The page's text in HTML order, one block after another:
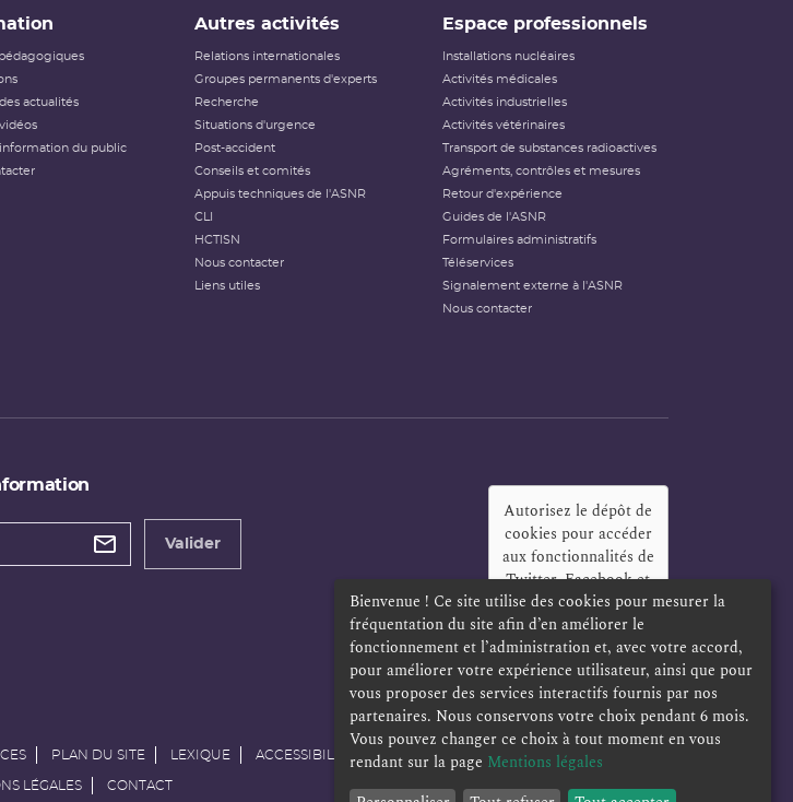
actualités
du public
Autres activités
Relations internationales
Groupes permanents d'experts
Recherche
Situations d'urgence
Post-accident
Conseils et comités
Appuis techniques de l'ASNR
CLI
HCTISN
Nous contacter
Liens utiles
Espace professionnels
Installations nucléaires
Activités médicales
Activités industrielles
Activités vétérinaires
Transport de substances radioactives
Agréments, contrôles et mesures
Retour d'expérience
Guides de l'ASNR
Formulaires administratifs
Téléservices
Signalement externe à l'ASNR
Nous contacter
Valider
Autorisez le dépôt de
cookies pour accéder
aux fonctionnalités de
Twitter, Facebook et
LinkedIn?
Oui
Toujours
PLAN DU SITE LEXIQUE ACCESSIBILITÉ POLITIQUE DE CONFIDENTIALITÉ
LÉGALES CONTACT
Bienvenue ! Ce site utilise des cookies pour mesurer la
fréquentation du site afin d’en améliorer le
fonctionnement et l’administration et, avec votre accord,
pour améliorer votre expérience utilisateur, ainsi que pour
vous proposer des services interactifs fournis par nos
partenaires. Nous conservons votre choix pendant 6 mois.
Vous pouvez changer ce choix à tout moment en vous
rendant sur la page Mentions légales